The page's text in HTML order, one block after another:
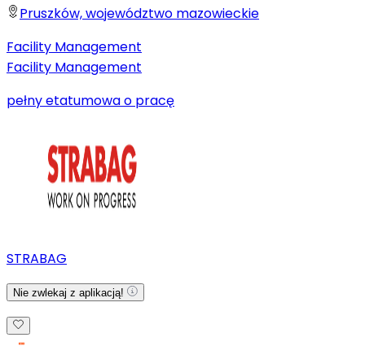
Pruszków, województwo mazowieckie
Facility Management
Facility Management
pełny etatumowa o pracę
STRABAG
Nie zwlekaj z aplikacją!